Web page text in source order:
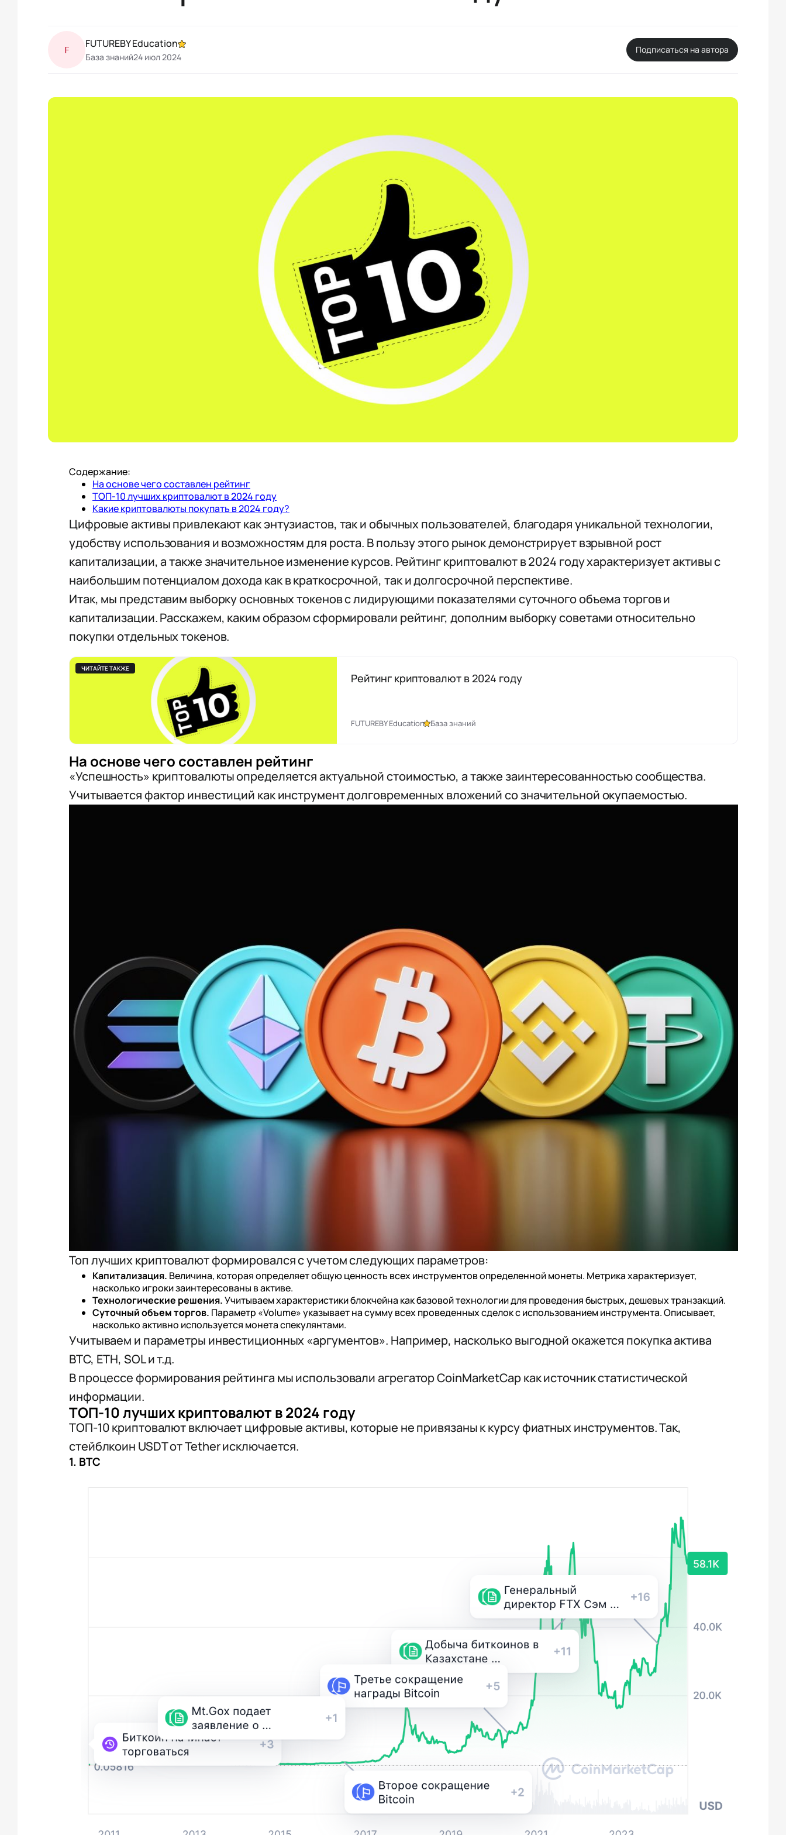
F FUTUREBY Education
База знаний24 июл 2024
Подписаться на автора
Содержание:
На основе чего составлен рейтинг
ТОП-10 лучших криптовалют в 2024 году
Какие криптовалюты покупать в 2024 году?
Цифровые активы привлекают как энтузиастов, так и обычных пользователей, благодаря уникальной технологии,
удобству использования и возможностям для роста. В пользу этого рынок демонстрирует взрывной рост
капитализации, а также значительное изменение курсов. Рейтинг криптовалют в 2024 году характеризует активы с
наибольшим потенциалом дохода как в краткосрочной, так и долгосрочной перспективе.
Итак, мы представим выборку основных токенов с лидирующими показателями суточного объема торгов и
капитализации. Расскажем, каким образом сформировали рейтинг, дополним выборку советами относительно
покупки отдельных токенов.
ЧИТАЙТЕ ТАКЖЕ
Рейтинг криптовалют в 2024 году
FUTUREBY Education База знаний
На основе чего составлен рейтинг
«Успешность» криптовалюты определяется актуальной стоимостью, а также заинтересованностью сообщества.
Учитывается фактор инвестиций как инструмент долговременных вложений со значительной окупаемостью.
Топ лучших криптовалют формировался с учетом следующих параметров:
Капитализация. Величина, которая определяет общую ценность всех инструментов определенной монеты. Метрика характеризует,
насколько игроки заинтересованы в активе.
Технологические решения.Учитываем характеристики блокчейна как базовой технологии для проведения быстрых, дешевых транзакций.
Суточный объем торгов. Параметр «Volume» указывает на сумму всех проведенных сделок с использованием инструмента. Описывает,
насколько активно используется монета спекулянтами.
Учитываем и параметры инвестиционных «аргументов». Например, насколько выгодной окажется покупка актива
BTC, ETH, SOL и т.д.
В процессе формирования рейтинга мы использовали агрегатор CoinMarketCap как источник статистической
информации.
ТОП-10 лучших криптовалют в 2024 году
ТОП-10 криптовалют включает цифровые активы, которые не привязаны к курсу фиатных инструментов. Так,
стейблкоин USDT от Tether исключается.
1. BTC